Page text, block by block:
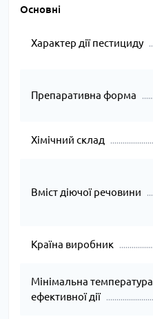
Основні
Характер дії пестициду
Препаративна форма
Хімічний склад
Вміст діючої речовини
Країна виробник
Мінімальна температура
ефективної дії